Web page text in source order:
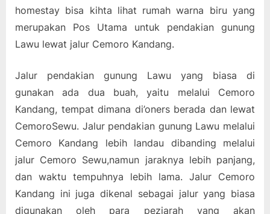
homestay bisa kihta lihat rumah warna biru yang
merupakan Pos Utama untuk pendakian gunung
Lawu lewat jalur Cemoro Kandang.
Jalur pendakian gunung Lawu yang biasa di
gunakan ada dua buah, yaitu melalui Cemoro
Kandang, tempat dimana di’oners berada dan lewat
CemoroSewu. Jalur pendakian gunung Lawu melalui
Cemoro Kandang lebih landau dibanding melalui
jalur Cemoro Sewu,namun jaraknya lebih panjang,
dan waktu tempuhnya lebih lama. Jalur Cemoro
Kandang ini juga dikenal sebagai jalur yang biasa
digunakan oleh para peziarah yang akan